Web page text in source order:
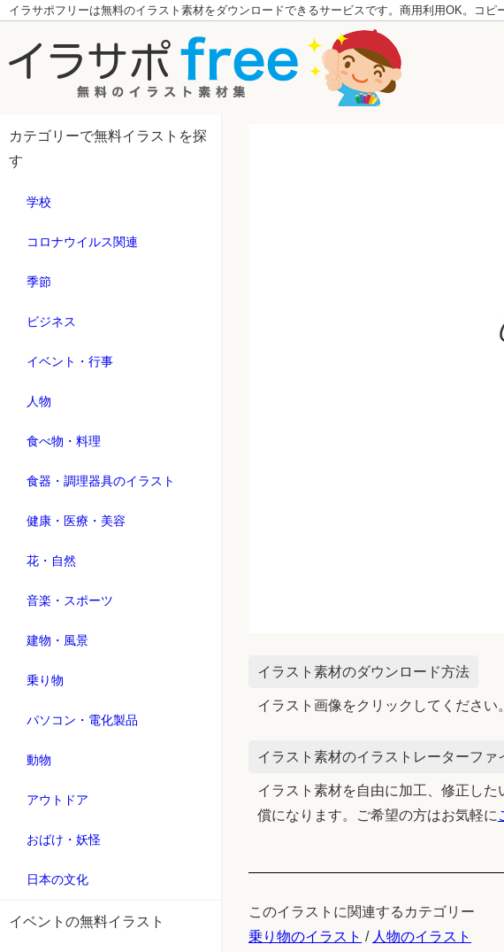
イラサポフリーは無料のイラスト素材をダウンロードできるサービスです。商用利用OK。コピ
カテゴリーで無料イラストを探
す
学校
コロナウイルス関連
季節
ビジネス
イベント・行事
人物
食べ物・料理
食器・調理器具のイラスト
健康・医療・美容
花・自然
音楽・スポーツ
建物・風景
乗り物
パソコン・電化製品
動物
アウトドア
おばけ・妖怪
日本の文化
イベントの無料イラスト
イラスト素材のダウンロード方法
イラスト画像をクリックしてくださ
イラスト素材のイラストレーターフ
イラスト素材を自由に加工、修正し
償になります。ご希望の方はお気軽に
このイラストに関連するカテゴリー
乗り物のイラスト / 人物のイラスト